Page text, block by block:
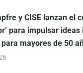
y CISE lanzan el
para impulsar
mayores de 50